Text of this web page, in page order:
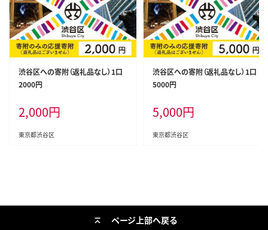
渋谷区への寄附（返礼品なし）1口
2000円
2,000円
東京都渋谷区
渋谷区への寄附（返礼品なし）1口
5000円
5,000円
東京都渋谷区
ページ上部へ戻る